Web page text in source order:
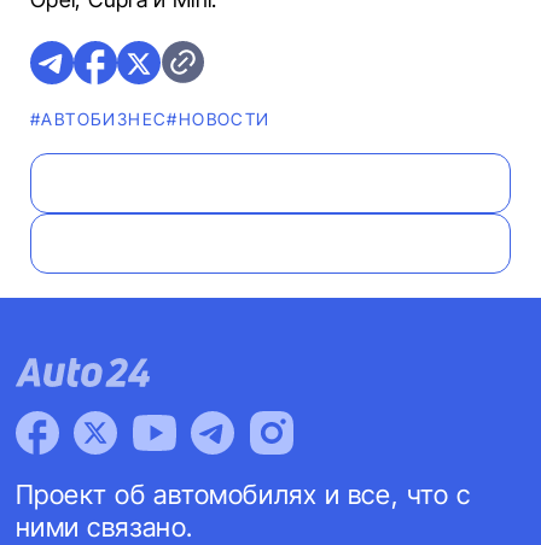
#AВТОБИЗНЕС#НОВОСТИ
Проект об автомобилях и все, что с
ними связано.